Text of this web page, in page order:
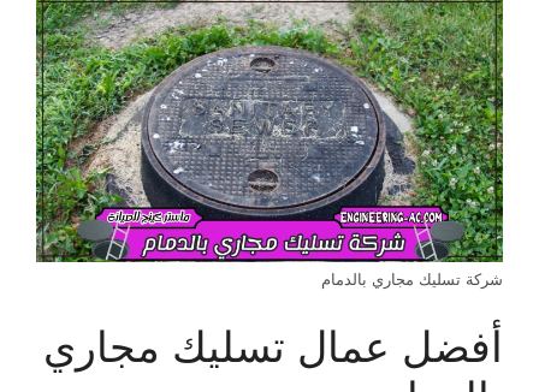
شركة تسليك مجاري بالدمام
أفضل عمال تسليك مجاري